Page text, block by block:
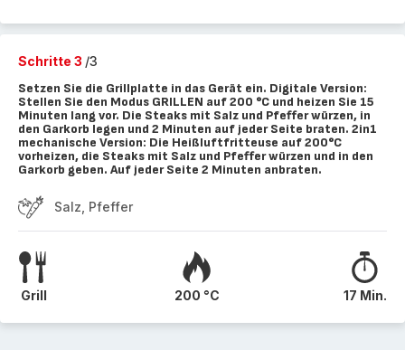
Schritte 3 /3
Setzen Sie die Grillplatte in das Gerät ein. Digitale Version:
Stellen Sie den Modus GRILLEN auf 200 °C und heizen Sie 15
Minuten lang vor. Die Steaks mit Salz und Pfeffer würzen, in
den Garkorb legen und 2 Minuten auf jeder Seite braten. 2in1
mechanische Version: Die Heißluftfritteuse auf 200°C
vorheizen, die Steaks mit Salz und Pfeffer würzen und in den
Garkorb geben. Auf jeder Seite 2 Minuten anbraten.
Salz, Pfeffer
Grill 200 °C 17 Min.